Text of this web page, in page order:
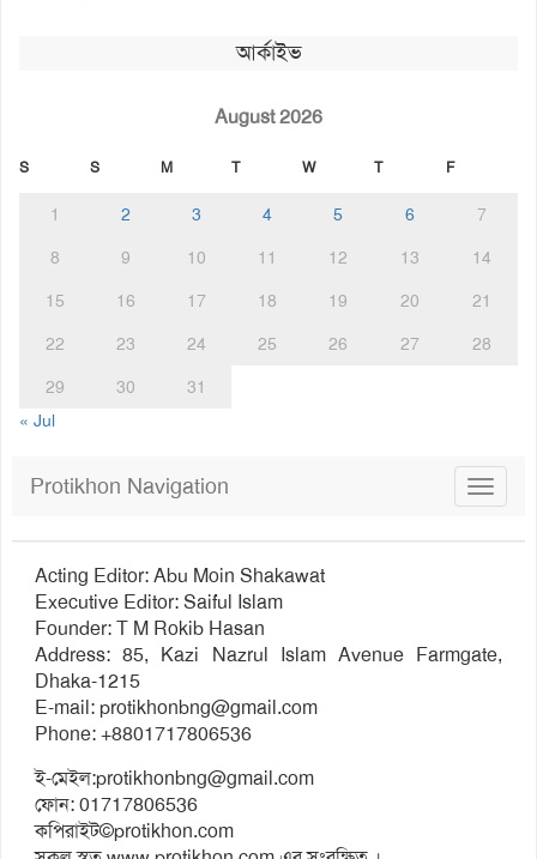
আর্কাইভ
August 2026
S S M T W T F
1 2 3 4 5 6
7
8
9 10 11 12 13
14
15
16 17 18 19 20
21
22
23 24 25 26 27
28
29
30
31
« Jul
Toggle
Protikhon Navigation
Acting Editor: Abu Moin Shakawat
Executive Editor: Saiful Islam
Founder: T M Rokib Hasan
Address: 85, Kazi Nazrul Islam Avenue Farmgate,
Dhaka-1215
E-mail:protikhonbng@gmail.com
Phone: +8801717806536
ই-মেইল:protikhonbng@gmail.com
ফোন: 01717806536
কপিরাইট©protikhon.com